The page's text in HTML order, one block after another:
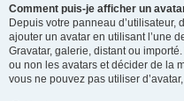
Comment puis-je afficher un
Depuis votre panneau d’utilisateur,
ajouter un avatar en utilisant l’une
Gravatar, galerie, distant ou
ou non les avatars et décider de la
vous ne pouvez pas utiliser